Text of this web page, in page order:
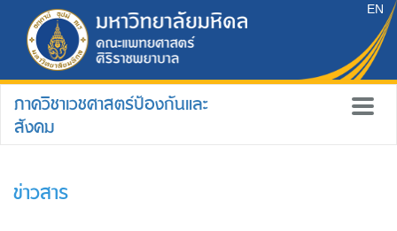
EN
ภาควิชาเวชศาสตร์ป้องกันและ
สังคม
ข่าวสาร